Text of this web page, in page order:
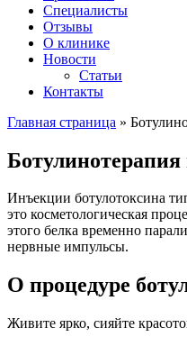
Специалисты
Отзывы
О клинике
Новости
Статьи
Контакты
Главная страница »
Инъекции ботулотоксина
это косметологическая
этого белка временно
нервные импульсы.
О процедуре
Живите ярко, сияйте